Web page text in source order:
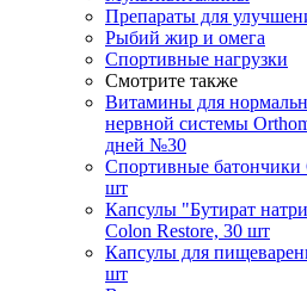
Препараты для
Рыбий жир и омега
Спортивные нагрузки
Смотрите также
Витамины для
нервной системы
дней №30
Спортивные батончики
шт
Капсулы "Бутират
Colon Restore, 30 шт
Капсулы для
шт